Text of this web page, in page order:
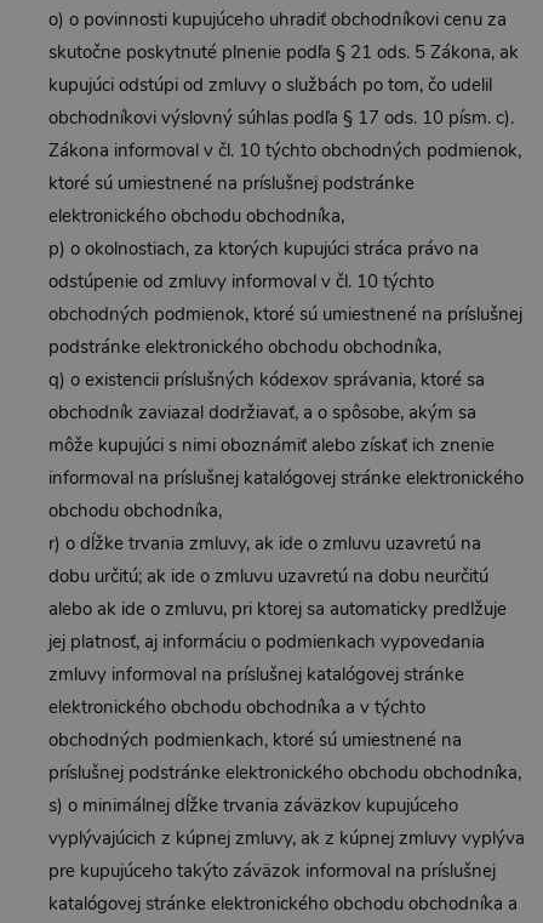
o) o povinnosti kupujúceho uhradiť obchodníkovi cenu za
skutočne poskytnuté plnenie podľa § 21 ods. 5 Zákona, ak
kupujúci odstúpi od zmluvy o službách po tom, čo udelil
obchodníkovi výslovný súhlas podľa § 17 ods. 10 písm. c).
Zákona informoval v čl. 10 týchto obchodných podmienok,
ktoré sú umiestnené na príslušnej podstránke
elektronického obchodu obchodníka,
p) o okolnostiach, za ktorých kupujúci stráca právo na
odstúpenie od zmluvy informoval v čl. 10 týchto
obchodných podmienok, ktoré sú umiestnené na príslušnej
podstránke elektronického obchodu obchodníka,
q) o existencii príslušných kódexov správania, ktoré sa
obchodník zaviazal dodržiavať, a o spôsobe, akým sa
môže kupujúci s nimi oboznámiť alebo získať ich znenie
informoval na príslušnej katalógovej stránke elektronického
obchodu obchodníka,
r) o dĺžke trvania zmluvy, ak ide o zmluvu uzavretú na
dobu určitú; ak ide o zmluvu uzavretú na dobu neurčitú
alebo ak ide o zmluvu, pri ktorej sa automaticky predlžuje
jej platnosť, aj informáciu o podmienkach vypovedania
zmluvy informoval na príslušnej katalógovej stránke
elektronického obchodu obchodníka a v týchto
obchodných podmienkach, ktoré sú umiestnené na
príslušnej podstránke elektronického obchodu obchodníka,
s) o minimálnej dĺžke trvania záväzkov kupujúceho
vyplývajúcich z kúpnej zmluvy, ak z kúpnej zmluvy vyplýva
pre kupujúceho takýto záväzok informoval na príslušnej
katalógovej stránke elektronického obchodu obchodníka a